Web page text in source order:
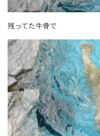
残ってた牛骨で